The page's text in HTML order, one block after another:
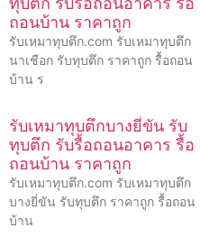
ถอนบ้าน ราคาถูก
รับเหมาทุบตึก.com รับเหมาทุบตึก
นาเชือก รับทุบตึก ราคาถูก รื้อถอน
บ้าน ร
รับเหมาทุบตึกบางยี่ขัน รับ
ทุบตึก รับรื้อถอนอาคาร รื้อ
ถอนบ้าน ราคาถูก
รับเหมาทุบตึก.com รับเหมาทุบตึก
บางยี่ขัน รับทุบตึก ราคาถูก รื้อถอน
บ้าน